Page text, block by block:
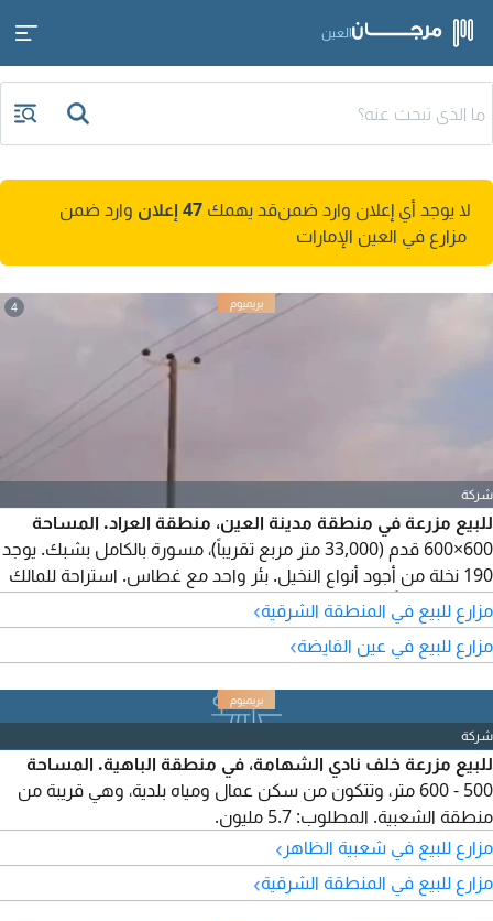
العين
لا يوجد أي إعلان وارد ضمنقد يهمك 47 إعلان
وارد ضمن
مزارع في العين الإمارات
4
شركة
للبيع مزرعة في منطقة مدينة العين، منطقة العراد. المساحة
600×600 قدم (33,000 متر مربع تقريباً)، مسورة بالكامل بشبك. يوجد
190 نخلة من أجود أنواع النخيل. بئر واحد مع غطاس. استراحة للمالك
درهم قابلة للتفاوض.
مزارع للبيع في المنطقة الشرقية›
مزارع للبيع في عين الفايضة›
شركة
للبيع مزرعة خلف نادي الشهامة، في منطقة الباهية. المساحة
500 - 600 متر، وتتكون من سكن عمال ومياه بلدية، وهي قريبة من
منطقة الشعبية. المطلوب: 5.7 مليون.
مزارع للبيع في شعبية الظاهر ›
مزارع للبيع في المنطقة الشرقية›